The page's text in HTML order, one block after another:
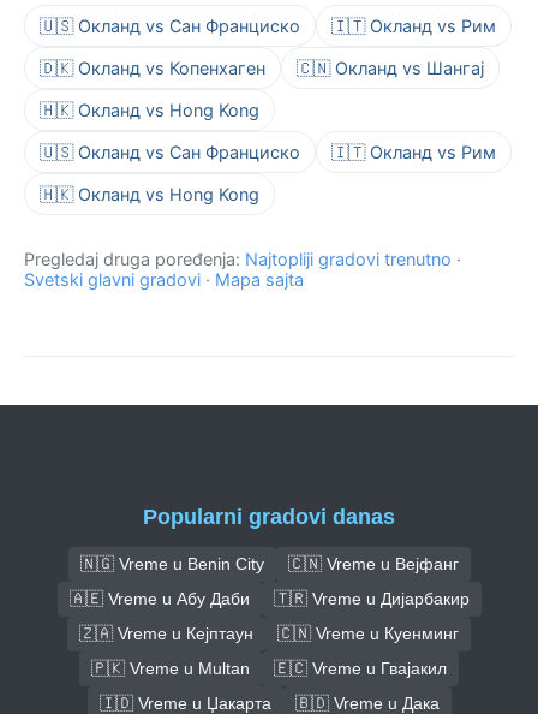
🇺🇸 Окланд vs Сан Франциско 🇮🇹 Окланд vs Рим
🇩🇰 Окланд vs Копенхаген 🇨🇳 Окланд vs Шангај
🇭🇰 Окланд vs Hong Kong
🇺🇸 Окланд vs Сан Франциско 🇮🇹 Окланд vs Рим
🇭🇰 Окланд vs Hong Kong
Pregledaj druga poređenja: Najtopliji gradovi trenutno ·
Svetski glavni gradovi · Mapa sajta
Popularni gradovi danas
🇳🇬 Vreme u Benin City
🇨🇳 Vreme u Вејфанг
🇦🇪 Vreme u Абу Даби
🇹🇷 Vreme u Дијарбакир
🇿🇦 Vreme u Кејптаун
🇨🇳 Vreme u Куенминг
🇵🇰 Vreme u Multan
🇪🇨 Vreme u Гвајакил
🇮🇩 Vreme u Џакарта
🇧🇩 Vreme u Дака